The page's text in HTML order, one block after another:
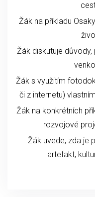
Žák na příkladu
Žák diskutuje
Žák s využitím
či z internetu)
Žák na konkrétních
rozvojové
Žák uvede, zda je
artefakt,